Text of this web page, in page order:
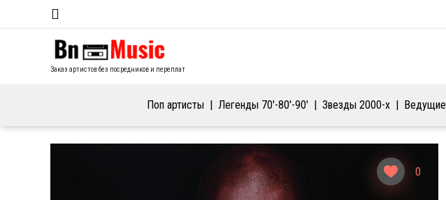
Заказ артистов без посредников и переплат
Поп артисты Легенды 70′-80′-90′ Звезды 2000-х Ведущие
0